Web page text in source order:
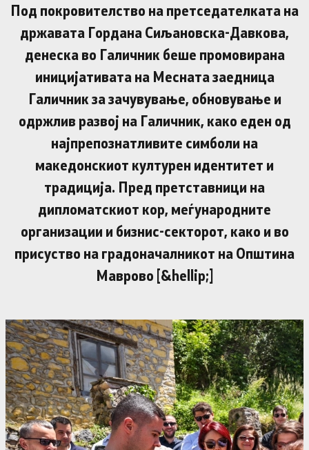
Под покровителство на претседателката на
државата Гордана Сиљановска-Давкова,
денеска во Галичник беше промовирана
иницијативата на Месната заедница
Галичник за зачувување, обновување и
одржлив развој на Галичник, како еден од
најпрепознатливите симболи на
македонскиот културен идентитет и
традиција. Пред претставници на
дипломатскиот кор, меѓународните
организации и бизнис-секторот, како и во
присуство на градоначалникот на Општина
Маврово [&hellip;]